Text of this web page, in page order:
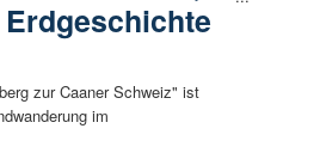
zur Caaner Schweiz" ist
im